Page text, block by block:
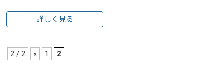
詳しく見る
2 / 2 « 1 2